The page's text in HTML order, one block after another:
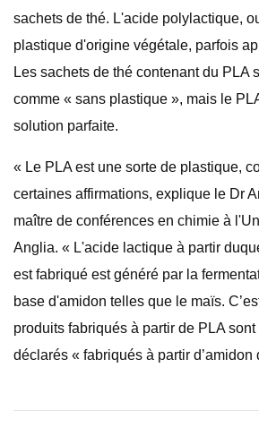
sachets de thé. L'acide polylactique,
plastique d'origine végétale, parfois
Les sachets de thé contenant du PLA
comme « sans plastique », mais le
solution parfaite.
« Le PLA est une sorte de plastique,
certaines affirmations, explique le Dr
maître de conférences en chimie à
Anglia. « L'acide lactique à partir
est fabriqué est généré par la
base d'amidon telles que le maïs.
produits fabriqués à partir de PLA sont
déclarés « fabriqués à partir d’amidon